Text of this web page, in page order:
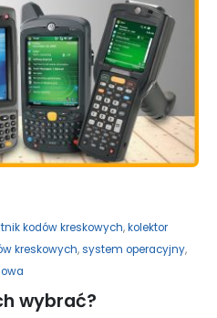
kodów kreskowych,kolektor
kreskowych,system operacyjny,
wybrać?